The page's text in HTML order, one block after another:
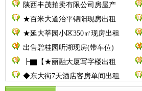
陕西丰茂拍卖有限公司房屋产
★百米大道治平锦阳现房出租
★延大莘园小区350㎡现房出租
出售碧桂园听湖现房(带车位)
┣▇【★丽融大厦写字楼出租
◆东大街7天酒店客房单间出租